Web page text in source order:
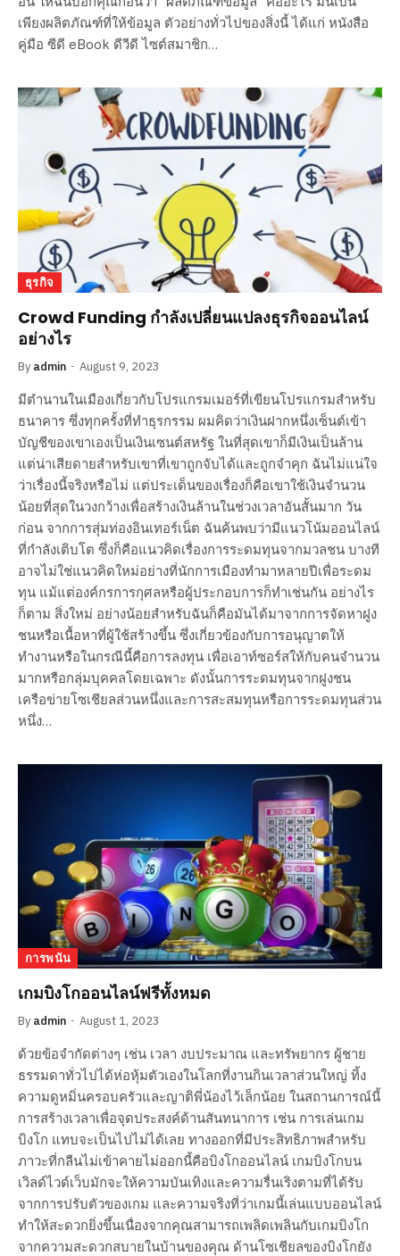
เพียงผลิตภัณฑ์ที่ให้ข้อมูล ตัวอย่างทั่วไปของสิ่งนี้ ได้แก่ หนังสือ
คู่มือ ซีดี eBook ดีวีดี ไซต์สมาชิก…
ธุรกิจ
Crowd Funding กำลังเปลี่ยนแปลงธุรกิจออนไลน์
อย่างไร
By admin August 9, 2023
มีตำนานในเมืองเกี่ยวกับโปรแกรมเมอร์ที่เขียนโปรแกรมสำหรับ
ธนาคาร ซึ่งทุกครั้งที่ทำธุรกรรม ผมคิดว่าเงินฝากหนึ่งเซ็นต์เข้า
บัญชีของเขาเองเป็นเงินเซนต์สหรัฐ ในที่สุดเขาก็มีเงินเป็นล้าน
แต่น่าเสียดายสำหรับเขาที่เขาถูกจับได้และถูกจำคุก ฉันไม่แน่ใจ
ว่าเรื่องนี้จริงหรือไม่ แต่ประเด็นของเรื่องก็คือเขาใช้เงินจำนวน
น้อยที่สุดในวงกว้างเพื่อสร้างเงินล้านในช่วงเวลาอันสั้นมาก วัน
ก่อน จากการสุ่มท่องอินเทอร์เน็ต ฉันค้นพบว่ามีแนวโน้มออนไลน์
ที่กำลังเติบโต ซึ่งก็คือแนวคิดเรื่องการระดมทุนจากมวลชน บางที
อาจไม่ใช่แนวคิดใหม่อย่างที่นักการเมืองทำมาหลายปีเพื่อระดม
ทุน แม้แต่องค์กรการกุศลหรือผู้ประกอบการก็ทำเช่นกัน อย่างไร
ก็ตาม สิ่งใหม่ อย่างน้อยสำหรับฉันก็คือมันได้มาจากการจัดหาฝูง
ชนหรือเนื้อหาที่ผู้ใช้สร้างขึ้น ซึ่งเกี่ยวข้องกับการอนุญาตให้
ทำงานหรือในกรณีนี้คือการลงทุน เพื่อเอาท์ซอร์สให้กับคนจำนวน
มากหรือกลุ่มบุคคลโดยเฉพาะ ดังนั้นการระดมทุนจากฝูงชน
เครือข่ายโซเชียลส่วนหนึ่งและการสะสมทุนหรือการระดมทุนส่วน
หนึ่ง…
การพนัน
เกมบิงโกออนไลน์ฟรีทั้งหมด
By admin August 1, 2023
ด้วยข้อจำกัดต่างๆ เช่น เวลา งบประมาณ และทรัพยากร ผู้ชาย
ธรรมดาทั่วไปได้ห่อหุ้มตัวเองในโลกที่งานกินเวลาส่วนใหญ่ ทิ้ง
ความดูหมิ่นครอบครัวและญาติพี่น้องไว้เล็กน้อย ในสถานการณ์นี้
การสร้างเวลาเพื่อจุดประสงค์ด้านสันทนาการ เช่น การเล่นเกม
บิงโก แทบจะเป็นไปไม่ได้เลย ทางออกที่มีประสิทธิภาพสำหรับ
ภาวะที่กลืนไม่เข้าคายไม่ออกนี้คือบิงโกออนไลน์ เกมบิงโกบน
เวิลด์ไวด์เว็บมักจะให้ความบันเทิงและความรื่นเริงตามที่ได้รับ
จากการปรับตัวของเกม และความจริงที่ว่าเกมนี้เล่นแบบออนไลน์
ทำให้สะดวกยิ่งขึ้นเนื่องจากคุณสามารถเพลิดเพลินกับเกมบิงโก
จากความสะดวกสบายในบ้านของคุณ ด้านโซเชียลของบิงโกยัง